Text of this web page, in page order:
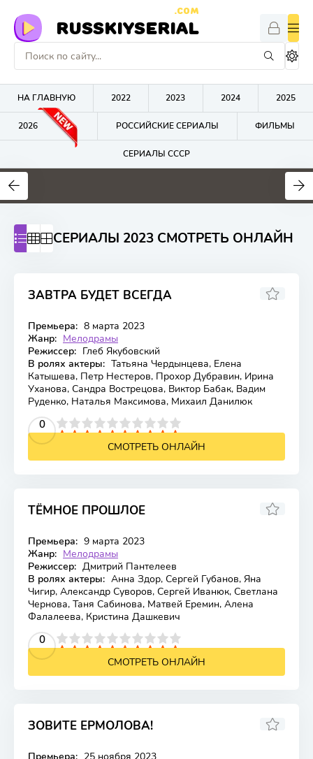
RUSSKIYSERIAL
.COM
НА ГЛАВНУЮ 2022 2023 2024 2025
2026 РОССИЙСКИЕ СЕРИАЛЫ ФИЛЬМЫ
СЕРИАЛЫ СССР
0
СЕРИАЛЫ 2023 СМОТРЕТЬ ОНЛАЙН
ЗАВТРА БУДЕТ ВСЕГДА
Премьера: 8 марта 2023
Жанр: Мелодрамы
Режиссер: Глеб Якубовский
В ролях актеры: Татьяна Чердынцева, Елена
Катышева, Петр Нестеров, Прохор Дубравин, Ирина
Уханова, Сандра Вострецова, Виктор Бабак, Вадим
Руденко, Наталья Максимова, Михаил Данилюк
0
4 5 6 7 8 9 10
СМОТРЕТЬ ОНЛАЙН
ТЁМНОЕ ПРОШЛОЕ
Премьера: 9 марта 2023
Жанр: Мелодрамы
Режиссер: Дмитрий Пантелеев
В ролях актеры: Анна Здор, Сергей Губанов, Яна
Чигир, Александр Суворов, Сергей Иванюк, Светлана
Чернова, Таня Сабинова, Матвей Еремин, Алена
Фалалеева, Кристина Дашкевич
0
4 5 6 7 8 9 10
СМОТРЕТЬ ОНЛАЙН
ЗОВИТЕ ЕРМОЛОВА!